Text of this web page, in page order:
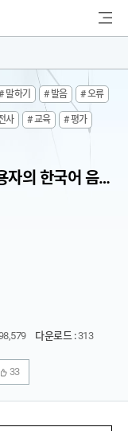
검
색
말하기 # 발음 # 오류
사 # 교육 # 평가
교육용 아시아어(중·일어 제외) 사용자의 한국어 음성 데이터
다운로드 :313
33